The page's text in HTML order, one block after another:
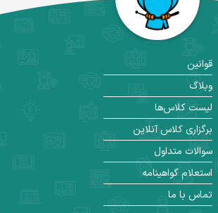
قوانین
وبلاگ
لیست کلاس‌ها
برگزاری کلاس آنلاین
سوالات متداول
استعلام گواهینامه
تماس با ما